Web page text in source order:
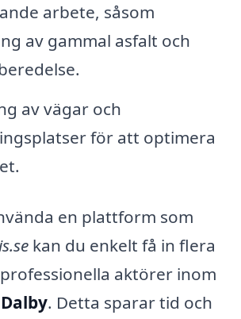
arbete, såsom
av gammal asfalt och
av vägar och
för att optimera
en plattform som
kan du enkelt få in flera
aktörer inom
. Detta sparar tid och